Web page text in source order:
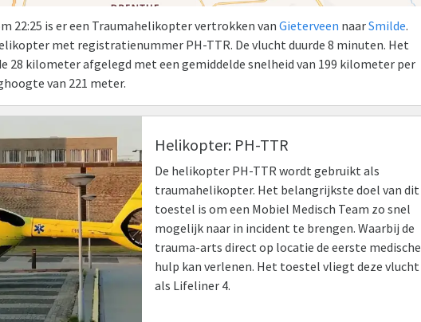
22:25 is er een Traumahelikopter vertrokken van Gieterveen naarSmilde.
met registratienummer PH-TTR. De vlucht duurde 8 minuten. Het
28 kilometer afgelegd met een gemiddelde snelheid van 199 kilometer per
van 221 meter.
Helikopter: PH-TTR
De helikopter PH-TTR wordt gebruikt als
traumahelikopter. Het belangrijkste doel van dit
toestel is om een Mobiel Medisch Team zo snel
mogelijk naar in incident te brengen. Waarbij de
trauma-arts direct op locatie de eerste medische
hulp kan verlenen. Het toestel vliegt deze vlucht
als Lifeliner 4.